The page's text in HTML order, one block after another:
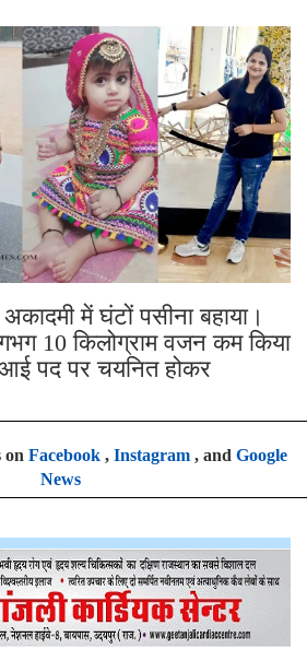
में घंटों पसीना बहाया।
10 किलोग्राम वजन कम किया
पद पर चयनित होकर
on Facebook, Instagram, and Google
News